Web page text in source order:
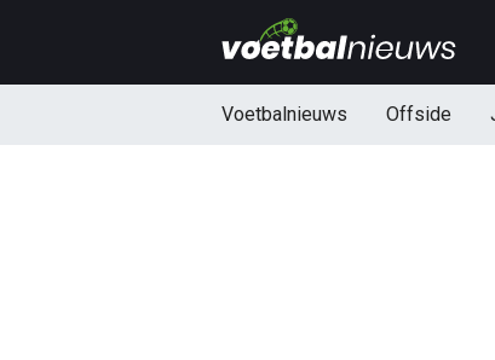
Voetbalnieuws Offside